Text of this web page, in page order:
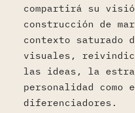
compartirá su
construcción de
contexto saturado
visuales,
las ideas, la
personalidad como
diferenciadores.